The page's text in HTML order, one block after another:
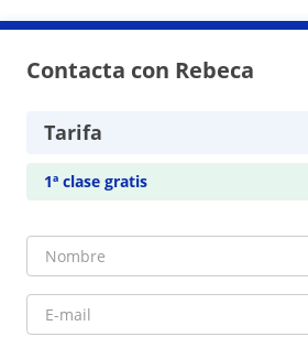
Contacta con Rebeca
Tarifa
1ª clase gratis